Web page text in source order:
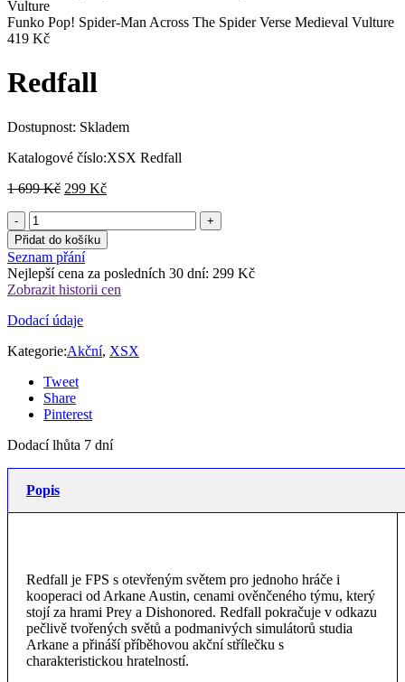
599 Kč.399 Kč.
Funko Pop! Spider-Man Across The Spider Verse Medieval Vulture
419 Kč
Redfall
Dostupnost: Skladem
Katalogové číslo:XSX Redfall
1 699Kč Původní
1
699 Kč.
299 KčAktuální
299 Kč.
Přidat do košíku
Seznam přání
Nejlepší cena za posledních 30 dní: 299 Kč
Zobrazit historii cen
Dodací údaje
Kategorie:Akční, XSX
Tweet
Share
Pinterest
Dodací lhůta 7 dní
Popis
Redfall je FPS s otevřeným světem pro jednoho hráče i
kooperaci od Arkane Austin, cenami ověnčeného týmu, který
stojí za hrami Prey a Dishonored. Redfall pokračuje v odkazu
pečlivě tvořených světů a podmanivých simulátorů studia
Arkane a přináší příběhovou akční střílečku s
charakteristickou hratelností.